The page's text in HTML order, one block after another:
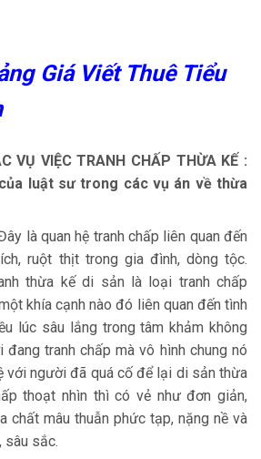
Giá Viết Thuê Tiểu
VỤ VIỆC TRANH CHẤP THỪA KẾ :
luật sư trong các vụ án về thừa
là quan hệ tranh chấp liên quan đến
ruột thịt trong gia đình, dòng tộc.
thừa kế di sản là loại tranh chấp
khía cạnh nào đó liên quan đến tình
lúc sâu lắng trong tâm khảm không
tranh chấp mà vô hình chung nó
với người đã quá cố để lại di sản thừa
thoạt nhìn thì có vẻ như đơn giản,
chất mâu thuẫn phức tạp, nặng nề và
sâu sắc.